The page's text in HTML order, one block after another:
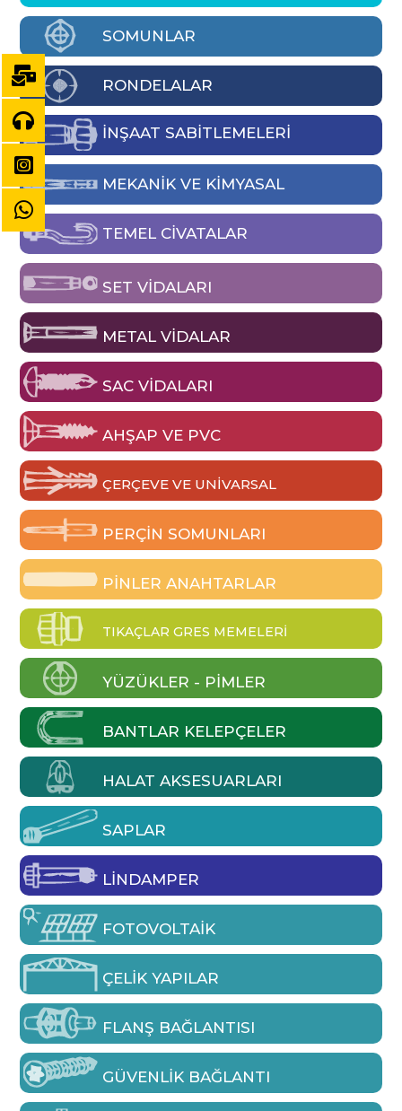
SOMUNLAR
RONDELALAR
İNŞAAT SABİTLEMELERİ
MEKANIK VE KIMYASAL
TEMEL CIVATALAR
SET VIDALARI
METAL VIDALAR
SAC VIDALARI
AHŞAP VE PVC
ÇERÇEVE VE UNIVARSAL
PERÇIN SOMUNLARI
PINLER ANAHTARLAR
TIKAÇLAR GRES MEMELERI
YÜZÜKLER - PIMLER
BANTLAR KELEPÇELER
HALAT AKSESUARLARI
SAPLAR
LINDAMPER
FOTOVOLTAIK
ÇELIK YAPILAR
FLANŞ BAĞLANTISI
GÜVENLIK BAĞLANTI